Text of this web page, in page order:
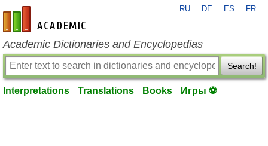
en-academic.com
RU DE ES FR
Academic Dictionaries and Encyclopedias
Search!
Interpretations Translations Books Игры ⚽